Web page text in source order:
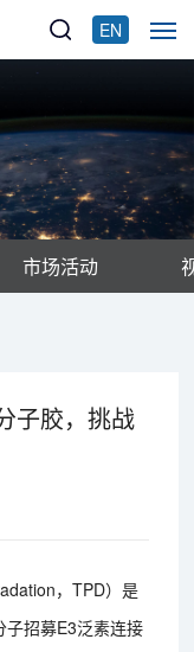
EN
市场活动
子胶，挑战
，TPD）是
子招募E3泛素连接